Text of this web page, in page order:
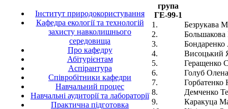
Інститут природокористування
Кафедра екології та технологій
захисту навколишнього
середовища
Про кафедру
Абітурієнтам
Аспірантура
Співробітники кафедри
Навчальний процес
Навчальні аудиторії та лабораторії
Практична підготовка
група
ГЕ-99-1
1.
Безрукава
2.
Большакова
3.
Бондаренко
4.
Висоцький
5.
Геращенко
6.
Голуб
7.
Горбатенко
8.
Демченко
9.
Каракуца